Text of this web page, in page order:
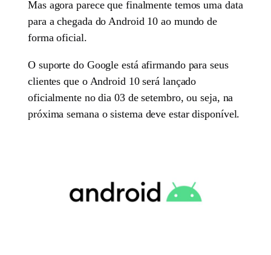
Mas agora parece que finalmente temos uma data
para a chegada do Android 10 ao mundo de
forma oficial.
O suporte do Google está afirmando para seus
clientes que o Android 10 será lançado
oficialmente no dia 03 de setembro, ou seja, na
próxima semana o sistema deve estar disponível.